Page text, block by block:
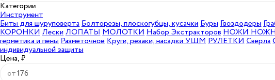
Категории
Инструмент
Биты для шуруповертаБолторезы, плоскогубцы, кусачкиБурыГвоздодеры
КОРОНКИЛескиЛОПАТЫМОЛОТКИНабор ЭкстракторовНОЖИ
герметика и пеныРазметочноеКруги, резаки, насадки УШМРУЛЕТКИСверла
индивидуальной защиты
Цена, ₽
от